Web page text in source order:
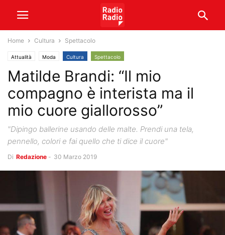
Home Cultura Spettacolo
Attualità Moda Cultura Spettacolo
Matilde Brandi: “Il mio
compagno è interista ma il
mio cuore giallorosso”
"Dipingo ballerine usando delle malte. Prendi una tela,
pennello, colori e fai quello che ti dice il cuore"
Di Redazione - 30 Marzo 2019